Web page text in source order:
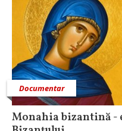
Documentar
Monahia bizantină -